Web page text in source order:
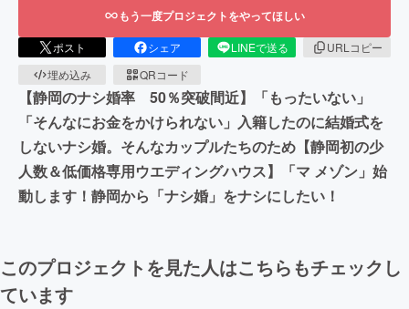
もう一度プロジェクトをやってほしい
ポスト シェア LINEで送る
URLコピー
埋め込み
QRコード
【静岡のナシ婚率 50％突破間近】「もったいない」
「そんなにお金をかけられない」入籍したのに結婚式を
しないナシ婚。そんなカップルたちのため【静岡初の少
人数＆低価格専用ウエディングハウス】「マ メゾン」始
動します！静岡から「ナシ婚」をナシにしたい！
このプロジェクトを見た人はこちらもチェックし
ています